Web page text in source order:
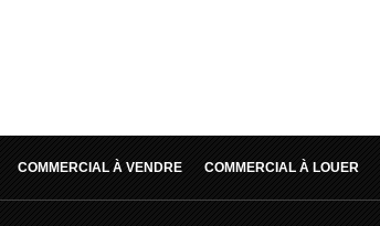
COMMERCIAL À VENDRE COMMERCIAL À LOUER